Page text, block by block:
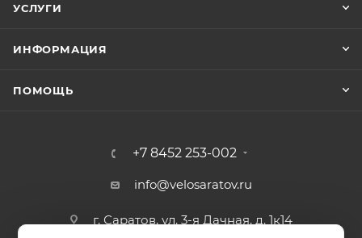
УСЛУГИ
ИНФОРМАЦИЯ
ПОМОЩЬ
+7 8452 253-002
info@velosaratov.ru
г. Саратов, ул. 3-я Дачная, д. 1к14